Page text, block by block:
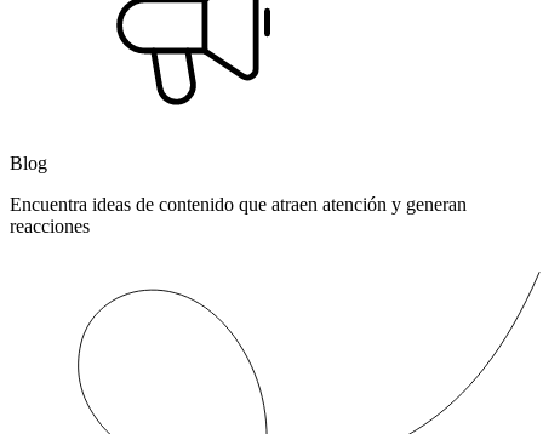
Blog
Encuentra ideas de contenido que atraen atención y generan
reacciones